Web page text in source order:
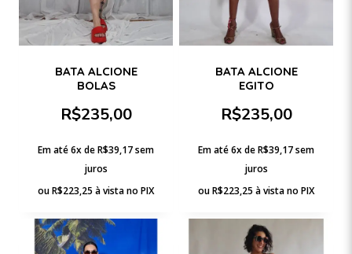
BATA ALCIONE
BOLAS
R$235,00
Em até 6x deR$39,17sem
juros
ouR$223,25 à vista no PIX
BATA ALCIONE
EGITO
R$235,00
Em até 6x deR$39,17sem
juros
ouR$223,25 à vista no PIX